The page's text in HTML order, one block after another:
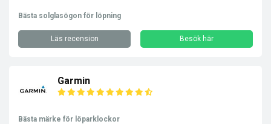
Bästa solglasögon för löpning
Läs recension Besök här
Garmin
Bästa märke för löparklockor